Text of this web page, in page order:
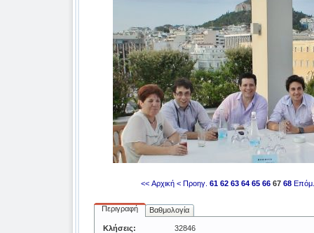
<< Αρχική < Προηγ. 61 62 63 64 65 66 67 68
Περιγραφή Βαθμολογία
Κλήσεις:
32846